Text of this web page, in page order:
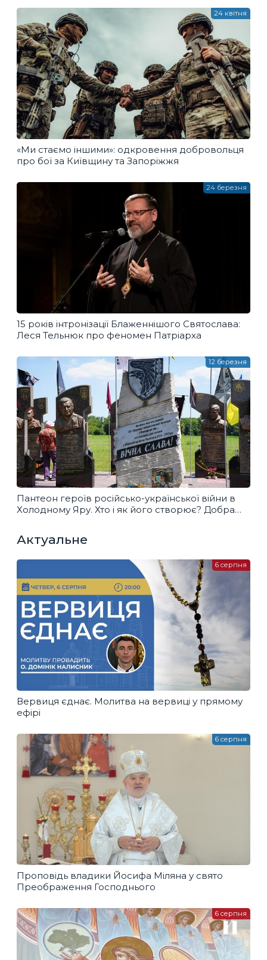
«Ми стаємо іншими»: одкровення добровольця
про бої за Київщину та Запоріжжя
24 квітня
15 років інтронізації Блаженнішого Святослава:
Леся Тельнюк про феномен Патріарха
24 березня
Пантеон героїв російсько-української війни в
Холодному Яру. Хто і як його створює? Добра
12 березня
Актуальне
Вервиця єднає. Молитва на вервиці у прямому
ефірі
6 серпня
Проповідь владики Йосифа Міляна у свято
Преображення Господнього
6 серпня
6 серпня